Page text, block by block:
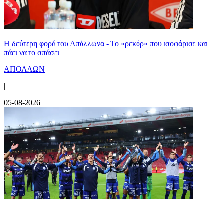
Η δεύτερη φορά του Απόλλωνα - Το «ρεκόρ» που ισοφάρισε και
πάει να το σπάσει
ΑΠΟΛΛΩΝ
|
05-08-2026